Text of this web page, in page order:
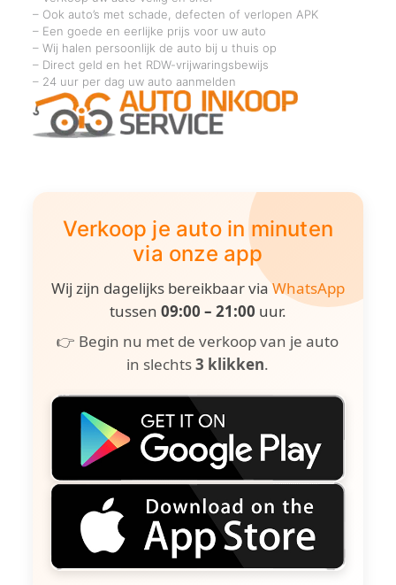
– Ook auto’s met schade, defecten of verlopen APK
– Een goede en eerlijke prijs voor uw auto
– Wij halen persoonlijk de auto bij u thuis op
– Direct geld en het RDW-vrijwaringsbewijs
– 24 uur per dag uw auto aanmelden
Verkoop je auto in minuten
via onze app
Wij zijn dagelijks bereikbaar viaWhatsApp
tussen 09:00 – 21:00 uur.
👉 Begin nu met de verkoop van je auto
in slechts3 klikken.